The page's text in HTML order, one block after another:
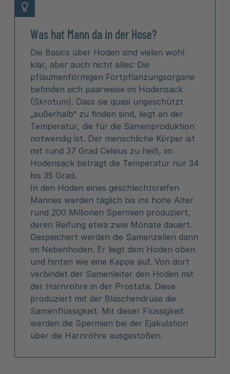
Was hat Mann da in der Hose?
Die Basics über Hoden sind vielen wohl
klar, aber auch nicht alles: Die
pflaumenförmigen Fortpflanzungsorgane
befinden sich paarweise im Hodensack
(Skrotum). Dass sie quasi ungeschützt
„außerhalb“ zu finden sind, liegt an der
Temperatur, die für die Samenproduktion
notwendig ist. Der menschliche Körper ist
mit rund 37 Grad Celsius zu heiß, im
Hodensack beträgt die Temperatur nur 34
bis 35 Grad.
In den Hoden eines geschlechtsreifen
Mannes werden täglich bis ins hohe Alter
rund 200 Millionen Spermien produziert,
deren Reifung etwa zwei Monate dauert.
Gespeichert werden die Samenzellen dann
im Nebenhoden. Er liegt dem Hoden oben
und hinten wie eine Kappe auf. Von dort
verbindet der Samenleiter den Hoden mit
der Harnröhre in der Prostata. Diese
produziert mit der Bläschendrüse die
Samenflüssigkeit. Mit dieser Flüssigkeit
werden die Spermien bei der Ejakulation
über die Harnröhre ausgestoßen.